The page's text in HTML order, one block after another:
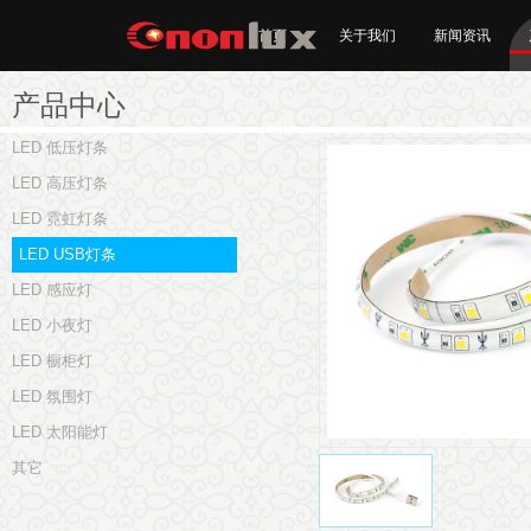
首页 关于我们 新闻资讯
产品中心
LED 低压灯条
LED 高压灯条
LED 霓虹灯条
LED USB灯条
LED 感应灯
LED 小夜灯
LED 橱柜灯
LED 氛围灯
LED 太阳能灯
其它